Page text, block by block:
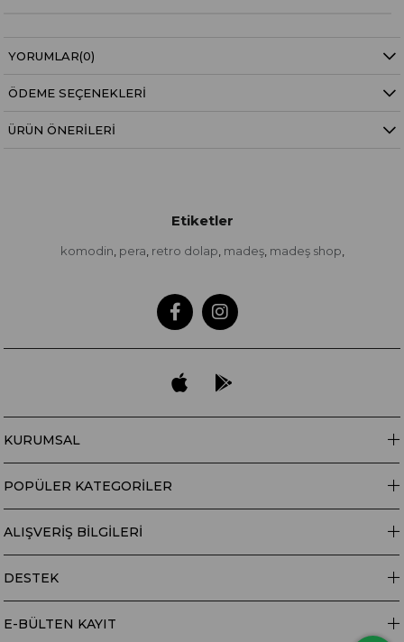
YORUMLAR(0)
ÖDEME SEÇENEKLERI
ÜRÜN ÖNERILERI
Etiketler
komodin, pera, retro dolap, madeş, madeş shop,
KURUMSAL
POPÜLER KATEGORİLER
ALIŞVERİŞ BİLGİLERİ
DESTEK
E-BÜLTEN KAYIT